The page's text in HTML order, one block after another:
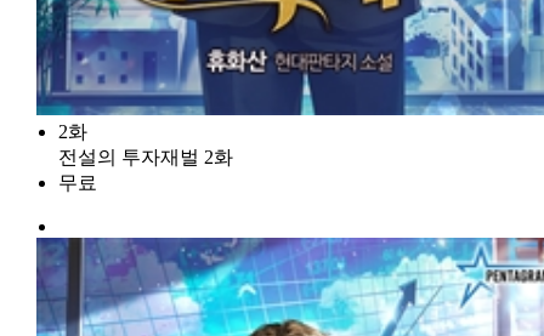
2화
전설의 투자재벌 2화
무료